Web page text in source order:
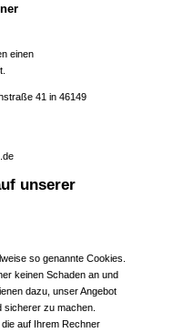
einen
41 in 46149
unserer
so genannte Cookies.
keinen Schaden an und
dazu, unser Angebot
sicherer zu machen.
auf Ihrem Rechner